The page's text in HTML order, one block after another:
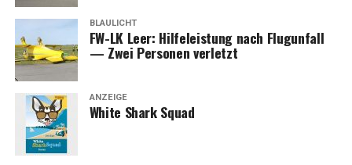
BLAULICHT
FW-LK Leer: Hil­fe­leis­tung nach Flug­un­fall
— Zwei Per­so­nen verletzt
ANZEIGE
White Shark Squad